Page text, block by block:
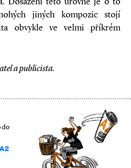
jiných kompozic stojí
obvykle ve velmi příkrém
a publicista.
do